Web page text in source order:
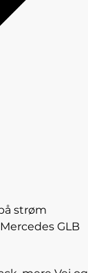
strøm
GLB